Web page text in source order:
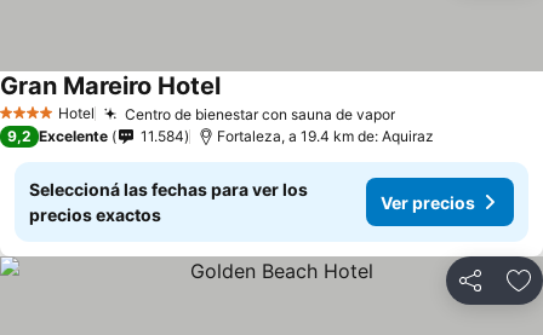
4 EstrellasHotel Centro de bienestar con sauna de vaporVer precios
Gran Mareiro HotelVer precios
9,2 Excelente 11.584 Fortaleza, a 19.4 km de: Aquiraz
Seleccioná las fechas para ver los
precios exactos
Ver precios
Compartir